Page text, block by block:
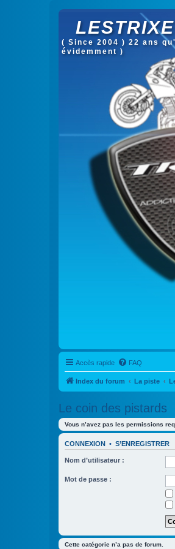
( Since 2004 ) 22 ans
évidemment )
Accès rapide FAQ
Index du forum La piste
Le coin des pistards
Vous n’avez pas les permissions
CONNEXION • S’ENREGISTRER
Nom d’utilisateur :
Mot de passe :
Cette catégorie n’a pas de forum.